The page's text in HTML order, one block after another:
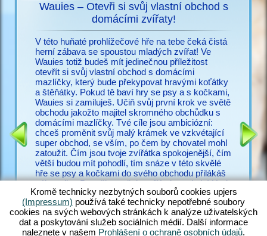
Wauies – Otevři si svůj vlastní obchod s
domácími zvířaty!
V této huňaté prohlížečové hře na tebe čeká čistá
herní zábava se spoustou mladých zvířat! Ve
Wauies totiž budeš mít jedinečnou příležitost
otevřít si svůj vlastní obchod s domácími
mazlíčky, který bude překypovat hravými koťátky
a štěňátky. Pokud tě baví hry se psy a s kočkami,
Wauies si zamiluješ. Učiň svůj první krok ve světě
obchodu jakožto majitel skromného obchůdku s
domácími mazlíčky. Tvé cíle jsou ambiciózní:
chceš proměnit svůj malý krámek ve vzkvétající
super obchod, se vším, po čem by chovatel mohl
zatoužit. Čím jsou tvoje zvířátka spokojenější, čím
větší budou mít pohodlí, tím snáze v této skvělé
hře se psy a kočkami do svého obchodu přilákáš
zákazníky. Panečku – těch zvířátek tu ale je! Hraj
si s hopsajícími štěňátek čivavy, zadováděj si s
neustále hladovými štěňaty labradora, učeš huňaté
koťátko perské kočky a nakrm rozkošná koťátka
ragdoll – jen rozdat pár jmen. Objev ohromující
směsici hry Wauies, která v sobě kombinuje prvky
s
zakus
Kromě technicky nezbytných souborů cookies upjers
(Impressum) používá také technicky nepotřebné soubory
cookies na svých webových stránkách k analýze uživatelských
dat a poskytování služeb sociálních médií. Další informace
naleznete v našem Prohlášení o ochraně osobních údajů.